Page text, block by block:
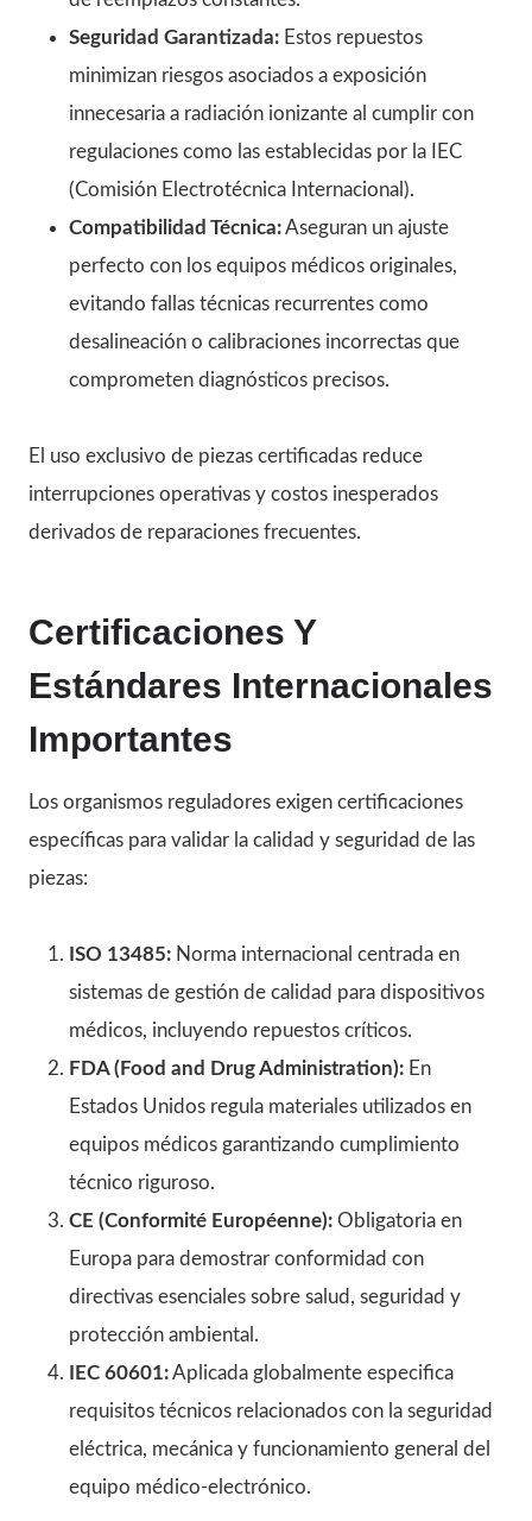
Seguridad Garantizada: Estos repuestos
minimizan riesgos asociados a exposición
innecesaria a radiación ionizante al cumplir con
regulaciones como las establecidas por la IEC
(Comisión Electrotécnica Internacional).
Compatibilidad Técnica:Aseguran un ajuste
perfecto con los equipos médicos originales,
evitando fallas técnicas recurrentes como
desalineación o calibraciones incorrectas que
comprometen diagnósticos precisos.
El uso exclusivo de piezas certificadas reduce
interrupciones operativas y costos inesperados
derivados de reparaciones frecuentes.
Certificaciones Y
Estándares Internacionales
Importantes
Los organismos reguladores exigen certificaciones
específicas para validar la calidad y seguridad de las
piezas:
ISO 13485: Norma internacional centrada en
sistemas de gestión de calidad para dispositivos
médicos, incluyendo repuestos críticos.
FDA (Food and Drug Administration): En
Estados Unidos regula materiales utilizados en
equipos médicos garantizando cumplimiento
técnico riguroso.
CE (Conformité Européenne): Obligatoria en
Europa para demostrar conformidad con
directivas esenciales sobre salud, seguridad y
protección ambiental.
IEC 60601:Aplicada globalmente especifica
requisitos técnicos relacionados con la seguridad
eléctrica, mecánica y funcionamiento general del
equipo médico-electrónico.